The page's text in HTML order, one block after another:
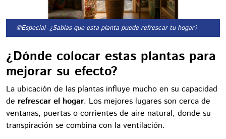
©Especial- ¿Sabías que esta planta puede refrescar tu hogar?
¿Dónde colocar estas plantas para
mejorar su efecto?
La ubicación de las plantas influye mucho en su capacidad
de refrescar el hogar. Los mejores lugares son cerca de
ventanas, puertas o corrientes de aire natural, donde su
transpiración se combina con la ventilación.